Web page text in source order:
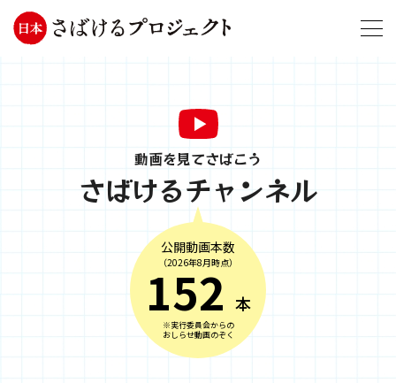
動画を見てさばこう
さばけるチャンネル
公開動画本数
（2026年8月時点）
152 本
※実行委員会からの
おしらせ動画のぞく